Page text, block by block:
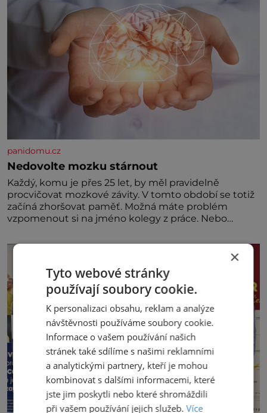
panidomu.cz
Nedovolte mozku stárnout
Každý, komu je přes 25 let, by měl pravidelně
procvičovat mozkové závity. V tomto období se totiž
začíná zhoršovat paměť. Možná máte problém
vzpomenout si na jméno kolegy z práce. Nebo
nedávno přečetli. Je to opravdu tak, s věkem jako
×
Tyto webové stránky
používají soubory cookie.
K personalizaci obsahu, reklam a analýze
návštěvnosti používáme soubory cookie.
Informace o vašem používání našich
stránek také sdílíme s našimi reklamními
a analytickými partnery, kteří je mohou
kombinovat s dalšími informacemi, které
jste jim poskytli nebo které shromáždili
při vašem používání jejich služeb.Více